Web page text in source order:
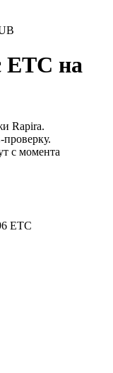
ETC на
Rapira.
с момента
ETC